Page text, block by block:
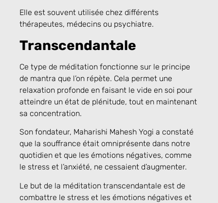
Elle est souvent utilisée chez différents
thérapeutes, médecins ou psychiatre.
Transcendantale
Ce type de méditation fonctionne sur le principe
de mantra que l’on répète. Cela permet une
relaxation profonde en faisant le vide en soi pour
atteindre un état de plénitude, tout en maintenant
sa concentration.
Son fondateur, Maharishi Mahesh Yogi a constaté
que la souffrance était omniprésente dans notre
quotidien et que les émotions négatives, comme
le stress et l’anxiété, ne cessaient d’augmenter.
Le but de la méditation transcendantale est de
combattre le stress et les émotions négatives et